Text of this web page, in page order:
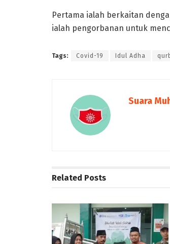
Pertama ialah berkaitan
ialah pengorbanan untuk
Tags: Covid-19 Idul Adha
Suara
Related Posts